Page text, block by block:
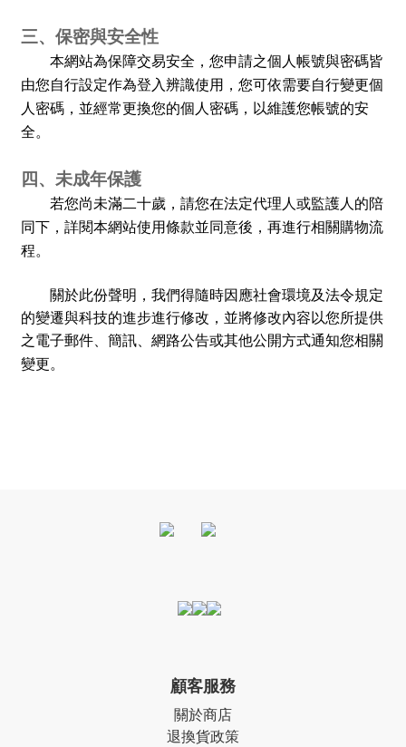
三、保密與安全性
本網站為保障交易安全，您申請之個人帳號與密碼皆
由您自行設定作為登入辨識使用，您可依需要自行變更個
人密碼，並經常更換您的個人密碼，以維護您帳號的安
全。
四、未成年保護
若您尚未滿二十歲，請您在法定代理人或監護人的陪
同下，詳閱本網站使用條款並同意後，再進行相關購物流
程。
關於此份聲明，我們得隨時因應社會環境及法令規定
的變遷與科技的進步進行修改，並將修改內容以您所提供
之電子郵件、簡訊、網路公告或其他公開方式通知您相關
變更。
顧客服務
關於商店
退換貨政策